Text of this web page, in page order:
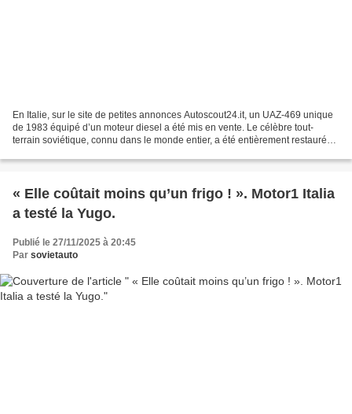
En Italie, sur le site de petites annonces Autoscout24.it, un UAZ-469 unique
de 1983 équipé d’un moteur diesel a été mis en vente. Le célèbre tout-
terrain soviétique, connu dans le monde entier, a été entièrement restauré
« Elle coûtait moins qu’un frigo ! ». Motor1 Italia
a testé la Yugo.
Publié le 27/11/2025 à 20:45
Par sovietauto